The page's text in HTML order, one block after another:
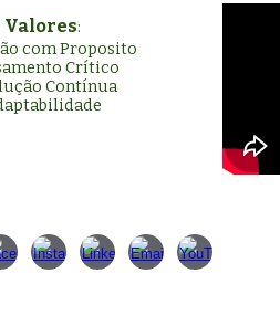
Valores:
com Proposito
Crítico
Contínua